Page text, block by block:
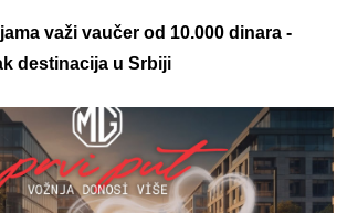
važi vaučer od 10.000 dinara -
destinacija u Srbiji